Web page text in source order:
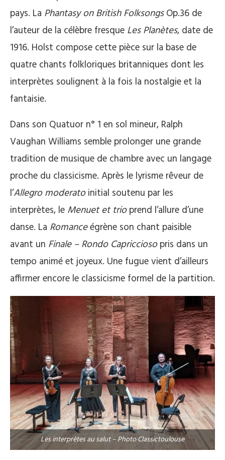
pays. La Phantasy on British FolksongsOp.36 de
l’auteur de la célèbre fresque Les Planètes, date de
1916. Holst compose cette pièce sur la base de
quatre chants folkloriques britanniques dont les
interprètes soulignent à la fois la nostalgie et la
fantaisie.
Dans son Quatuor n° 1 en sol mineur, Ralph
Vaughan Williams semble prolonger une grande
tradition de musique de chambre avec un langage
proche du classicisme. Après le lyrisme rêveur de
l’Allegro moderatoinitial soutenu par les
interprètes, le Menuet et trioprend l’allure d’une
danse. La Romanceégrène son chant paisible
avant un Finale – Rondo Capricciosopris dans un
tempo animé et joyeux. Une fugue vient d’ailleurs
affirmer encore le classicisme formel de la partition.
Les interprètes au salut – Photo Classictoulouse